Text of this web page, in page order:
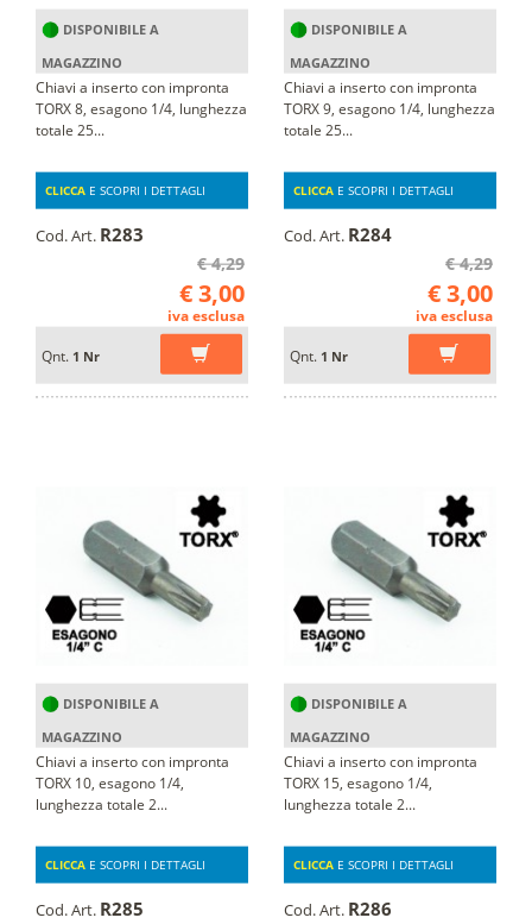
DISPONIBILE A
MAGAZZINO
Chiavi a inserto con impronta
TORX 8, esagono 1/4, lunghezza
totale 25...
CLICCA E SCOPRI I DETTAGLI
Cod. Art. R283
€ 4,29
€ 3,00
iva esclusa
Qnt. 1 Nr
DISPONIBILE A
MAGAZZINO
Chiavi a inserto con impronta
TORX 9, esagono 1/4, lunghezza
totale 25...
CLICCA E SCOPRI I DETTAGLI
Cod. Art. R284
€ 4,29
€ 3,00
iva esclusa
Qnt. 1 Nr
DISPONIBILE A
MAGAZZINO
Chiavi a inserto con impronta
TORX 10, esagono 1/4,
lunghezza totale 2...
CLICCA E SCOPRI I DETTAGLI
Cod. Art. R285
DISPONIBILE A
MAGAZZINO
Chiavi a inserto con impronta
TORX 15, esagono 1/4,
lunghezza totale 2...
CLICCA E SCOPRI I DETTAGLI
Cod. Art. R286